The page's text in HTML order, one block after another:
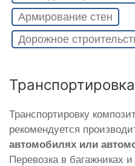
Армирование стен
Дорожное
Транспортировка
Транспортировку
рекомендуется
автомобилях или
Перевозка в багажниках